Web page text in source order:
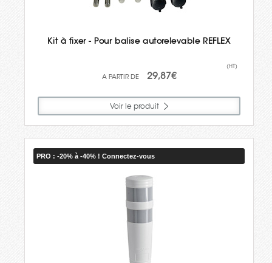
Kit à fixer - Pour balise autorelevable REFLEX
29,87€
(HT)
Voir le produit
PRO : -20% à -40% ! Connectez-vous